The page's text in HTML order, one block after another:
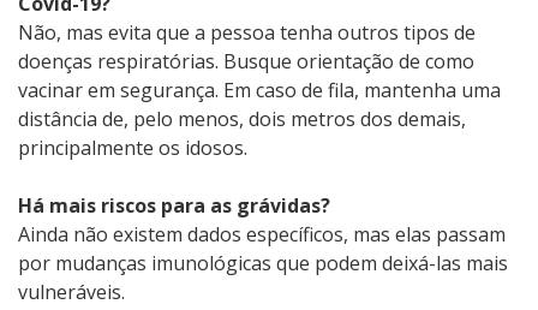
Não, mas evita que a pessoa tenha outros tipos de
doenças respiratórias. Busque orientação de como
vacinar em segurança. Em caso de fila, mantenha uma
distância de, pelo menos, dois metros dos demais,
principalmente os idosos.
Há mais riscos para as grávidas?
Ainda não existem dados específicos, mas elas passam
por mudanças imunológicas que podem deixá-las mais
vulneráveis.